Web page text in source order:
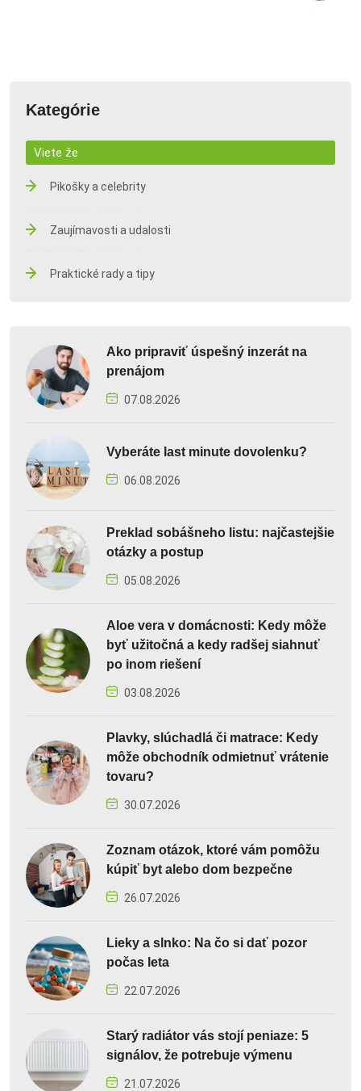
Kategórie
Viete že
Pikošky a celebrity
Zaujímavosti a udalosti
Praktické rady a tipy
Ako pripraviť úspešný inzerát na
prenájom
07.08.2026
Vyberáte last minute dovolenku?
06.08.2026
Preklad sobášneho listu: najčastejšie
otázky a postup
05.08.2026
Aloe vera v domácnosti: Kedy môže
byť užitočná a kedy radšej siahnuť
po inom riešení
03.08.2026
Plavky, slúchadlá či matrace: Kedy
môže obchodník odmietnuť vrátenie
tovaru?
30.07.2026
Zoznam otázok, ktoré vám pomôžu
kúpiť byt alebo dom bezpečne
26.07.2026
Lieky a slnko: Na čo si dať pozor
počas leta
22.07.2026
Starý radiátor vás stojí peniaze: 5
signálov, že potrebuje výmenu
21.07.2026